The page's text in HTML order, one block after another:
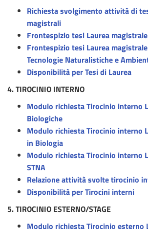
Richiesta svolgimento attività di
magistrali
Frontespizio tesi Laurea
Frontespizio tesi Laurea
Tecnologie Naturalistiche e
Disponibilità per Tesi di Laurea
4. TIROCINIO INTERNO
Modulo richiesta Tirocinio interno
Biologiche
Modulo richiesta Tirocinio interno
in Biologia
Modulo richiesta Tirocinio interno
STNA
Relazione attività svolte tirocinio
Disponibilità per Tirocini interni
5. TIROCINIO ESTERNO/STAGE
Modulo richiesta Tirocinio esterno